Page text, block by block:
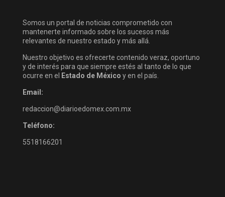
Somos un portal de noticias comprometido con
mantenerte informado sobre los sucesos más
relevantes de nuestro estado y más allá.
Nuestro objetivo es ofrecerte contenido veraz, oportuno
y de interés para que siempre estés al tanto de lo que
ocurre en el
Estado de México y en el país.
Email:
redaccion@diarioedomex.com.mx
Teléfono:
5518166201